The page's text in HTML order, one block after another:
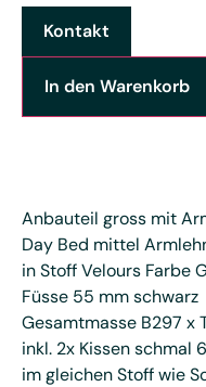
Kontakt
In den Warenkorb
Anbauteil gross mit
Day Bed mittel
in Stoff Velours Farbe
Füsse 55 mm schwarz
Gesamtmasse B297 x
inkl. 2x Kissen schmal
im gleichen Stoff wie